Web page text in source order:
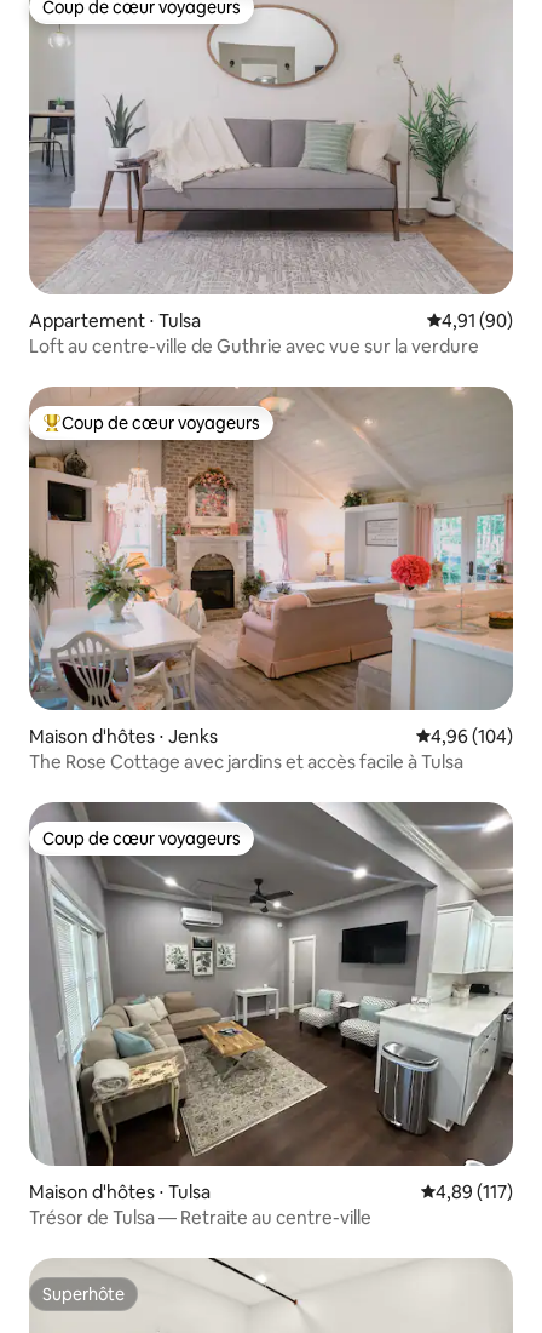
Coup de cœur voyageurs
Coup de cœur voyageurs
Appartement ⋅ Tulsa Évaluation
4,91 (90)
Loft au centre-ville de Guthrie avec vue sur la verdure
Coups de cœur voyageurs les plus appréciés
Coup de cœur voyageurs
Maison d'hôtes ⋅ Jenks Évaluation
4,96 (104)
The Rose Cottage avec jardins et accès facile à Tulsa
Coup de cœur voyageurs
Coup de cœur voyageurs
Maison d'hôtes ⋅ Tulsa Évaluation
4,89 (117)
Trésor de Tulsa — Retraite au centre-ville
Superhôte
Superhôte